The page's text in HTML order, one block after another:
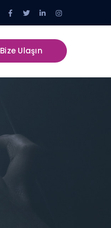
Facebook
Profile
Twitter
Profile
LinkedIn
Profile
Instagram
Profile
Bize Ulaşın